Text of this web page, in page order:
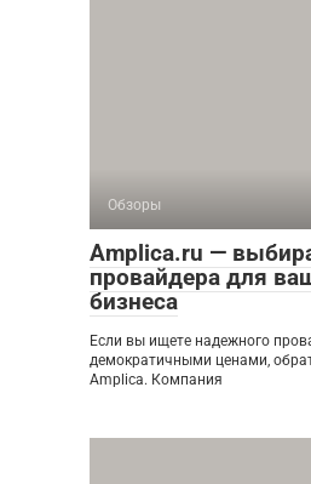
Обзоры
Amplica.ru —
провайдера для
бизнеса
Если вы ищете надежного
демократичными ценами,
Amplica. Компания